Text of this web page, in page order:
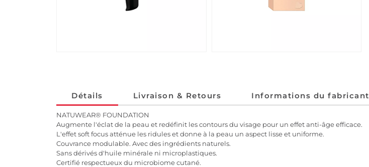
Détails Livraison & Retours Informations du fabricant
NATUWEAR® FOUNDATION
Augmente l'éclat de la peau et redéfinit les contours du visage pour un effet anti-âge efficace.
L'effet soft focus atténue les ridules et donne à la peau un aspect lisse et uniforme.
Couvrance modulable. Avec des ingrédients naturels.
Sans dérivés d'huile minérale ni microplastiques.
Certifié respectueux du microbiome cutané.